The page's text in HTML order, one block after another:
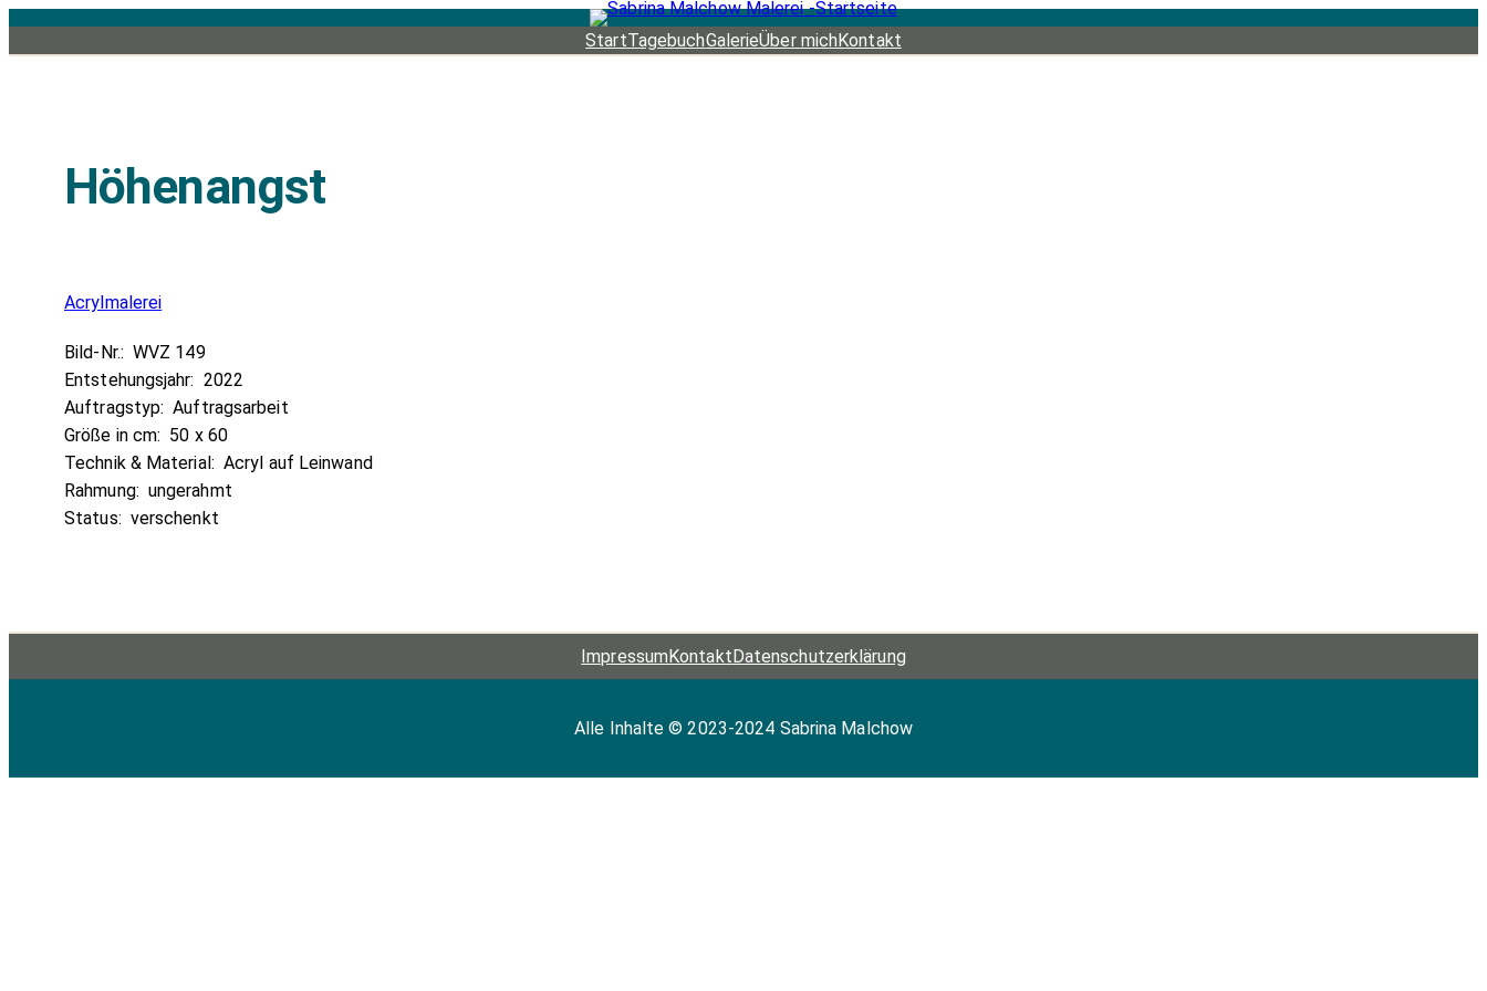
Zum
Inhalt
StartTagebuchGalerieÜber michKontakt
Höhenangst
Acrylmalerei
Bild-Nr.: WVZ 149
Entstehungsjahr: 2022
Auftragstyp: Auftragsarbeit
Größe in cm: 50 x 60
Technik & Material: Acryl auf Leinwand
Rahmung: ungerahmt
Status: verschenkt
ImpressumKontaktDatenschutz­erklärung
Alle Inhalte © 2023-2024 Sabrina Malchow